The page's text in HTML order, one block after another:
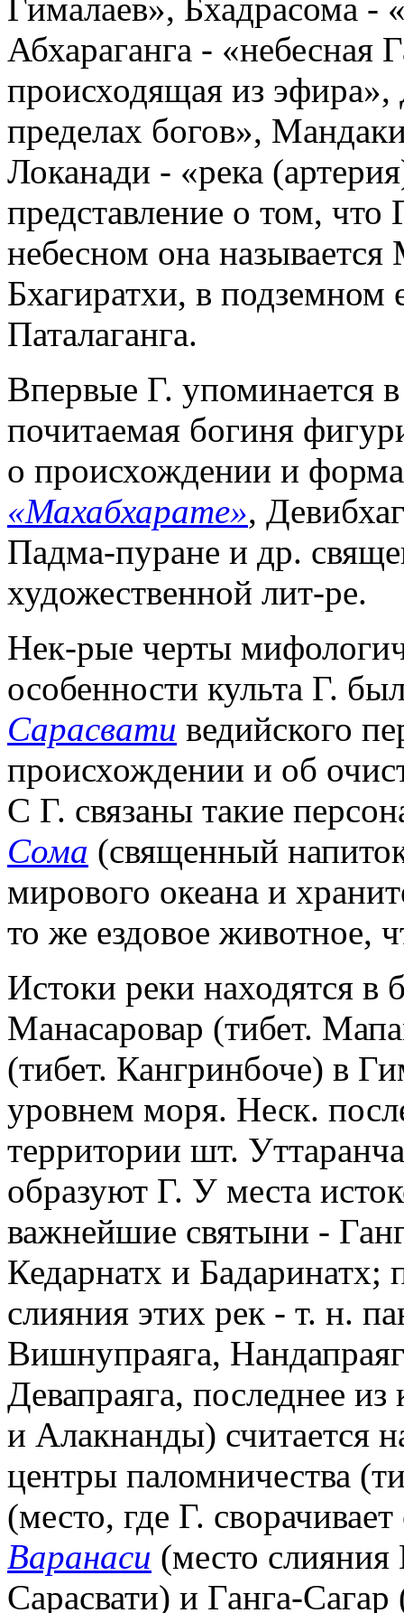
Гималаев», Бхадрасома -
Абхараганга - «небесная
происходящая из
пределах богов»,
Локанади - «река
представление о том,
небесном она
Бхагиратхи, в подземном
Паталаганга.
Впервые Г. упоминается
почитаемая богиня
о происхождении и
«Махабхарате»,
Падма-пуране и др.
художественной лит-ре.
Нек-рые черты
особенности культа Г.
Сарасвати ведийского
происхождении и об
С Г. связаны такие
Сома (священный
мирового океана и
то же ездовое животное,
Истоки реки находятся в
Манасаровар (тибет.
(тибет. Кангринбоче) в
уровнем моря. Неск.
территории шт.
образуют Г. У места
важнейшие святыни -
Кедарнатх и Бадаринатх;
слияния этих рек - т. н.
Вишнупраяга,
Девапраяга, последнее
и Алакнанды) считается
центры паломничества
(место, где Г.
Варанаси (место
Сарасвати) и Ганга-